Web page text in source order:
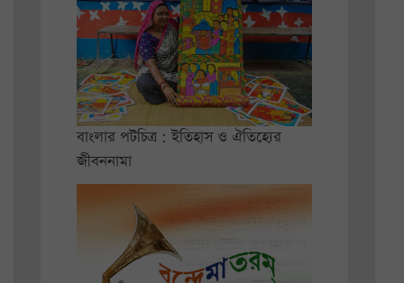
বাংলার পটচিত্র : ইতিহাস ও ঐতিহ্যের
জীবননামা